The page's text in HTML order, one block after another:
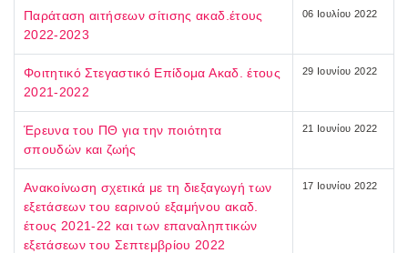
Παράταση αιτήσεων σίτισης ακαδ.έτους
2022-2023
06 Ιουλίου 2022
Φοιτητικό Στεγαστικό Επίδομα Ακαδ. έτους
2021-2022
29 Ιουνίου 2022
Έρευνα του ΠΘ για την ποιότητα
σπουδών και ζωής
21 Ιουνίου 2022
Ανακοίνωση σχετικά με τη διεξαγωγή των
εξετάσεων του εαρινού εξαμήνου ακαδ.
έτους 2021-22 και των επαναληπτικών
εξετάσεων του Σεπτεμβρίου 2022
17 Ιουνίου 2022